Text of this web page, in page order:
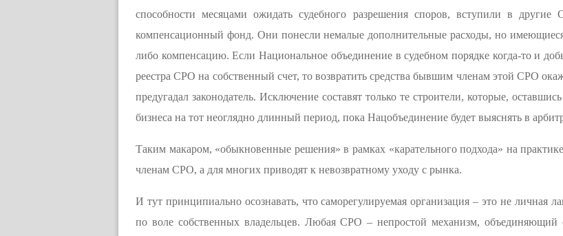
способности месяцами ожидать судебного разрешения споров, вступили в
компенсационный фонд. Они понесли немалые дополнительные расходы, но
либо компенсацию. Если Национальное объединение в судебном порядке когда-то и
реестра СРО на собственный счет, то возвратить средства бывшим членам этой СРО
предугадал законодатель. Исключение составят только те строители, которые,
бизнеса на тот неоглядно длинный период, пока Нацобъединение будет выяснять в
Таким макаром, «обыкновенные решения» в рамках «карательного подхода» на
членам СРО, а для многих приводят к невозвратному уходу с рынка.
И тут принципиально осознавать, что саморегулируемая организация – это не личная
по воле собственных владельцев. Любая СРО – непростой механизм,